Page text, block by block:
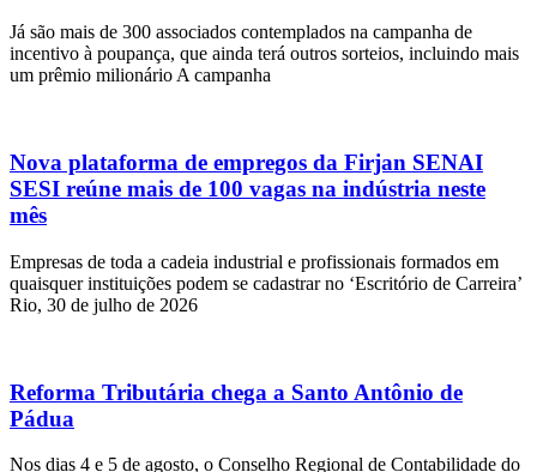
Já são mais de 300 associados contemplados na campanha de
incentivo à poupança, que ainda terá outros sorteios, incluindo mais
um prêmio milionário A campanha
Nova plataforma de empregos da Firjan SENAI
SESI reúne mais de 100 vagas na indústria neste
mês
Empresas de toda a cadeia industrial e profissionais formados em
quaisquer instituições podem se cadastrar no ‘Escritório de Carreira’
Rio, 30 de julho de 2026
Reforma Tributária chega a Santo Antônio de
Pádua
Nos dias 4 e 5 de agosto, o Conselho Regional de Contabilidade do